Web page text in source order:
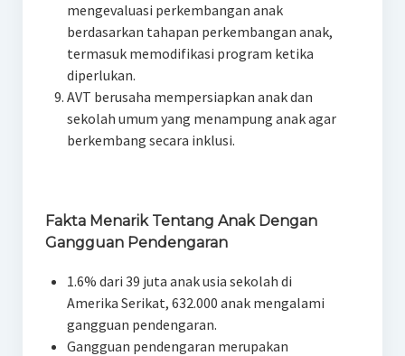
mengevaluasi perkembangan anak
berdasarkan tahapan perkembangan anak,
termasuk memodifikasi program ketika
diperlukan.
AVT berusaha mempersiapkan anak dan
sekolah umum yang menampung anak agar
berkembang secara inklusi.
Fakta Menarik Tentang Anak Dengan
Gangguan Pendengaran
1.6% dari 39 juta anak usia sekolah di
Amerika Serikat, 632.000 anak mengalami
gangguan pendengaran.
Gangguan pendengaran merupakan